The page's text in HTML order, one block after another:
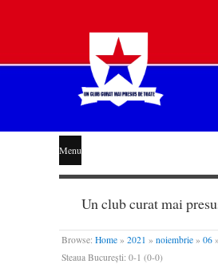
STEAUA
LIBERĂ
Menu
Un club curat mai
Browse: Home » 2021 » noiembrie » 06 »
Steaua București: 0-1 (0-0)